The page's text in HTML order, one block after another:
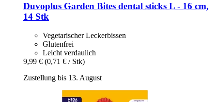
Duvoplus Garden Bites dental sticks L -​ 16 cm,
14 Stk
Vegetarischer Leckerbissen
Glutenfrei
Leicht verdaulich
9,99 € (0,71 € / Stk)
Zustellung bis 13. August